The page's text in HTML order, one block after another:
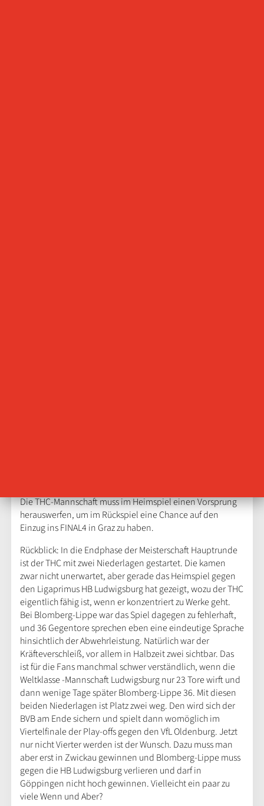
Die THC-Mannschaft muss im Heimspiel einen Vorsprung
herauswerfen, um im Rückspiel eine Chance auf den
Einzug ins FINAL4 in Graz zu haben.
Rückblick: In die Endphase der Meisterschaft Hauptrunde
ist der THC mit zwei Niederlagen gestartet. Die kamen
zwar nicht unerwartet, aber gerade das Heimspiel gegen
den Ligaprimus HB Ludwigsburg hat gezeigt, wozu der THC
eigentlich fähig ist, wenn er konzentriert zu Werke geht.
Bei Blomberg-Lippe war das Spiel dagegen zu fehlerhaft,
und 36 Gegentore sprechen eben eine eindeutige Sprache
hinsichtlich der Abwehrleistung. Natürlich war der
Kräfteverschleiß, vor allem in Halbzeit zwei sichtbar. Das
ist für die Fans manchmal schwer verständlich, wenn die
Weltklasse -Mannschaft Ludwigsburg nur 23 Tore wirft und
dann wenige Tage später Blomberg-Lippe 36. Mit diesen
beiden Niederlagen ist Platz zwei weg. Den wird sich der
BVB am Ende sichern und spielt dann womöglich im
Viertelfinale der Play-offs gegen den VfL Oldenburg. Jetzt
nur nicht Vierter werden ist der Wunsch. Dazu muss man
aber erst in Zwickau gewinnen und Blomberg-Lippe muss
gegen die HB Ludwigsburg verlieren und darf in
Göppingen nicht hoch gewinnen. Vielleicht ein paar zu
viele Wenn und Aber?